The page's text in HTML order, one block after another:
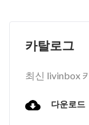
카탈로그
최신 livinbox
다운로드